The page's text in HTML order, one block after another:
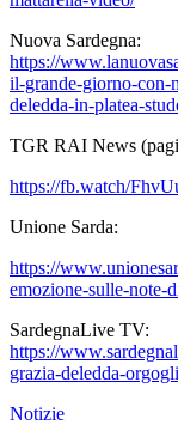
Nuova Sardegna:
https://
il-grande-giorno-con-
deledda-in-platea-
TGR RAI News
https://fb.watch/
Unione Sarda:
https://
emozione-sulle-note-
SardegnaLive TV:
https://
grazia-deledda-
Notizie